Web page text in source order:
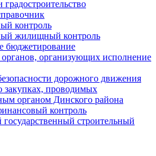
градостроительство
контроль
жилищный контроль
бюджетирование
органов, организующих исполнение
дорожного движения
проводимых
органом Динского района
контроль
строительный